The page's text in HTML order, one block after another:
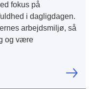
fokus på
i dagligdagen.
arbejdsmiljø, så
og være